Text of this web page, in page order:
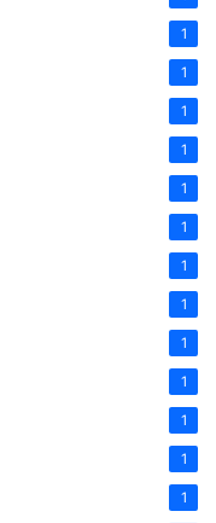
1
1
1
1
1
1
1
1
1
1
1
1
1